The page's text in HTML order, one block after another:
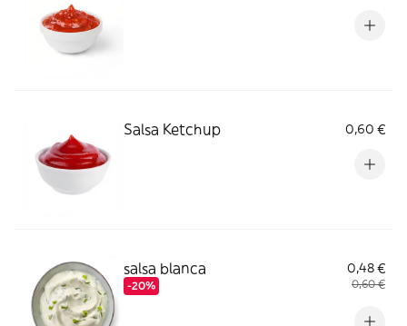
Salsa Ketchup 0,60 €
salsa blanca
-20%
0,48 €
0,60 €